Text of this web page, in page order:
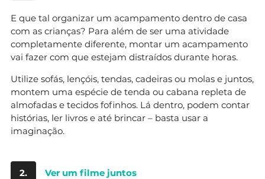
E que tal organizar um acampamento dentro de casa
com as crianças? Para além de ser uma atividade
completamente diferente, montar um acampamento
vai fazer com que estejam distraídos durante horas.
Utilize sofás, lençóis, tendas, cadeiras ou molas e juntos,
montem uma espécie de tenda ou cabana repleta de
almofadas e tecidos fofinhos. Lá dentro, podem contar
histórias, ler livros e até brincar – basta usar a
imaginação.
2. Ver um filme juntos